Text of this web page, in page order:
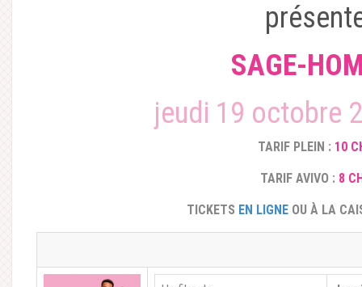
SAGE-
jeudi 19 octobre
TARIF PLEIN : 10
TARIF AVIVO : 8
TICKETS EN LIGNEOU À LA